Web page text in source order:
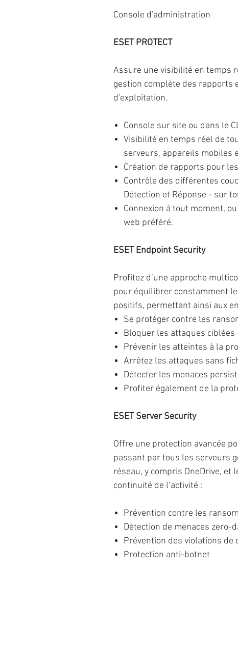
Console d'administration
ESET PROTECT
Assure une visibilité en temps
gestion complète des rapports
d'exploitation.
Console sur site ou dans le
Visibilité en temps réel de
serveurs, appareils mobiles
Création de rapports pour
Contrôle des différentes
Détection et Réponse - sur
Connexion à tout moment,
web préféré.
ESET Endpoint Security
Profitez d’une approche
pour équilibrer constamment
positifs, permettant ainsi aux
Se protéger contre les
Bloquer les attaques ciblées
Prévenir les atteintes à la
Arrêtez les attaques sans
Détecter les menaces
Profiter également de la
ESET Server Security
Offre une protection avancée
passant par tous les serveurs
réseau, y compris OneDrive,
continuité de l’activité :
Prévention contre les
Détection de menaces zero-
Prévention des violations de
Protection anti-botnet